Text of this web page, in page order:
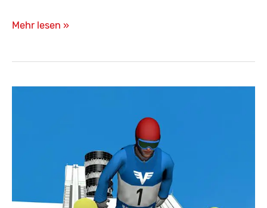
Härtefall-
Unterstützung
Mehr lesen »